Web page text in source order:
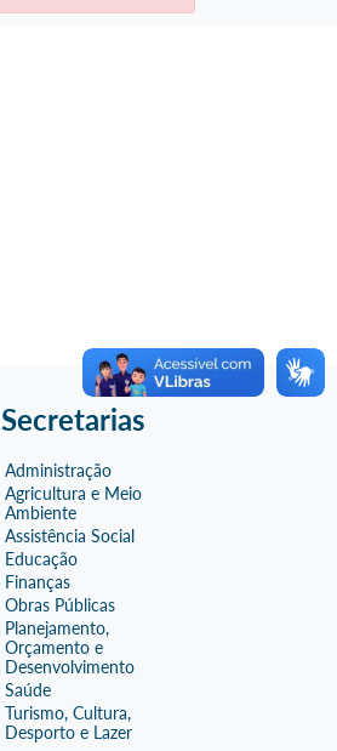
Secretarias
Administração
Agricultura e Meio
Ambiente
Assistência Social
Educação
Finanças
Obras Públicas
Planejamento,
Orçamento e
Desenvolvimento
Saúde
Turismo, Cultura,
Desporto e Lazer